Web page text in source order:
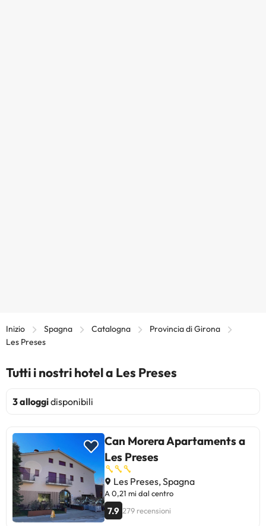
Inizio Spagna Catalogna
Provincia di Girona
Les Preses
Tutti i nostri hotel a Les Preses
3 alloggidisponibili
Can Morera Apartaments a
Les Preses
Les Preses, Spagna
A 0,21 mi dal centro
7.9 279 recensioni